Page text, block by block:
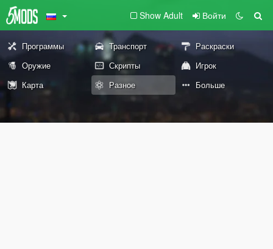
Show Adult Войти
Программы Транспорт
Раскраски
Оружие
Скрипты
Игрок
Карта
Разное Больше